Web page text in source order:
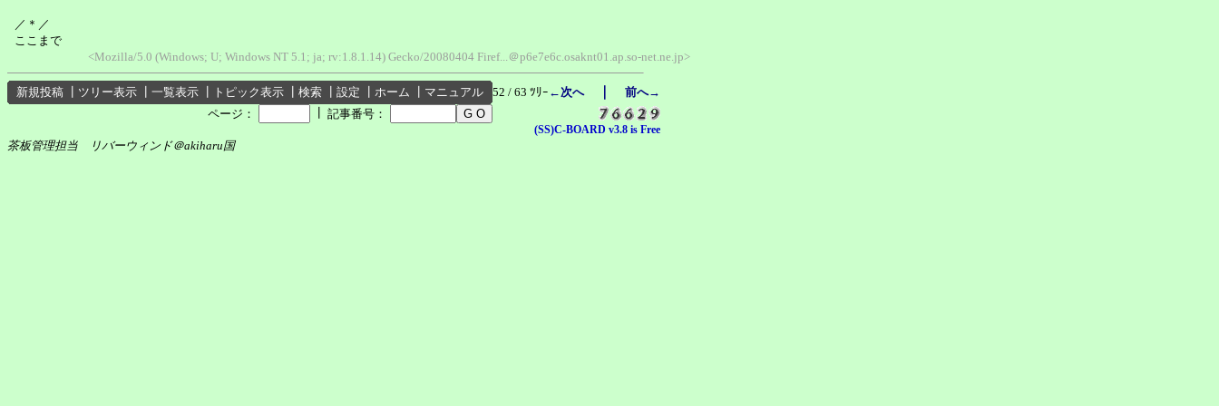
／＊／
ここまで
<Mozilla/5.0 (Windows; U; Windows NT 5.1; ja; rv:1.8.1.14) Gecko/20080404 Firef...＠p6e7e6c.osaknt01.ap.so-net.ne.jp>
新規投稿 ツリー表示 一覧表示 トピック表示 検索 設定 ホーム マニュアル 52 / 63 ﾂﾘｰ ←次へ｜ 前へ→
ページ：
記事番号：
(SS)C-BOARD v3.8 is Free
茶板管理担当 リバーウィンド＠akiharu国